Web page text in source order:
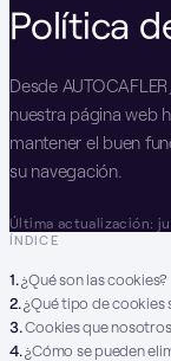
Política
Desde
nuestra página web
mantener el buen
su navegación.
Última actualización:
ÍNDICE
1. ¿Qué son las cookies?
2. ¿Qué tipo de cookies
3.Cookies que
4. ¿Cómo se pueden